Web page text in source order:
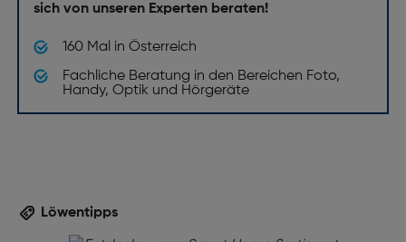
sich von unseren Experten beraten!
160 Mal in Österreich
Fachliche Beratung in den Bereichen Foto,
Handy, Optik und Hörgeräte
Löwentipps